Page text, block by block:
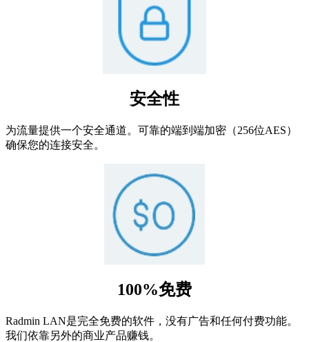
安全性
为流量提供一个安全通道。可靠的端到端加密（256位AES）
确保您的连接安全。
100%免费
Radmin LAN是完全免费的软件，没有广告和任何付费功能。
我们依靠另外的商业产品赚钱。